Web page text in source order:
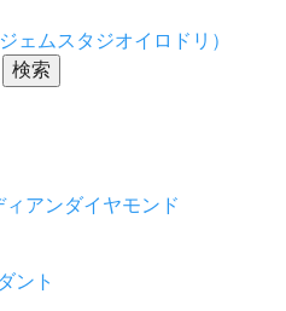
アンダイヤモンド
ント